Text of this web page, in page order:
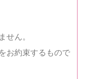
せん。
お約束するもので